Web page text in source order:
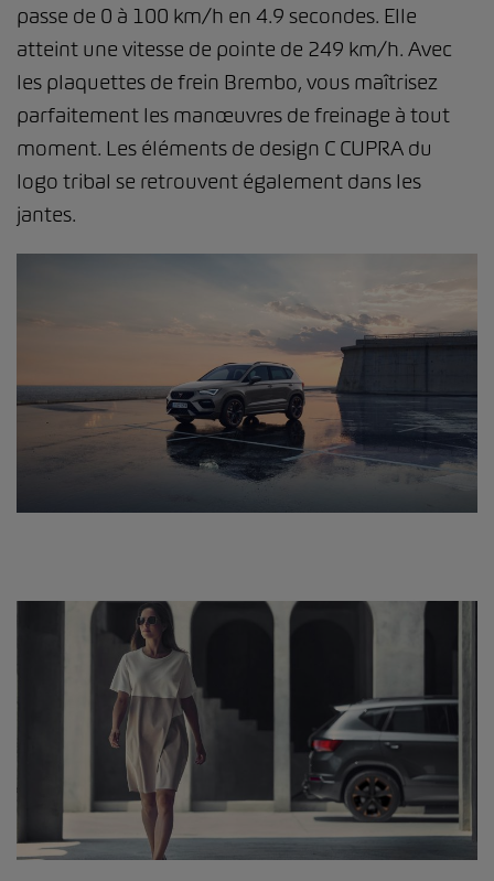
passe de 0 à 100 km/h en 4.9 secondes. Elle
atteint une vitesse de pointe de 249 km/h. Avec
les plaquettes de frein Brembo, vous maîtrisez
parfaitement les manœuvres de freinage à tout
moment. Les éléments de design C CUPRA du
logo tribal se retrouvent également dans les
jantes.